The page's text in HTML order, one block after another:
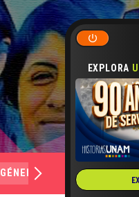
EXPLORA
GÉNERO Y SEXUALIDAD